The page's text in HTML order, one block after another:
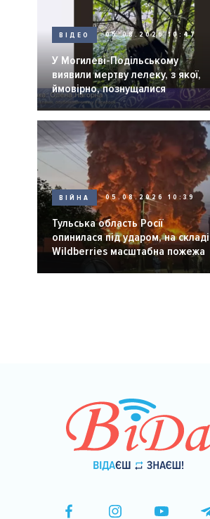
ВІДЕО 05.08.2026 10:47
У Могилеві-Подільському
виявили мертву лелеку, з якої,
ймовірно, познущалися
ВІЙНА 05.08.2026 10:39
Тульська область Росії
опинилася під ударом, на складі
Wildberries масштабна пожежа